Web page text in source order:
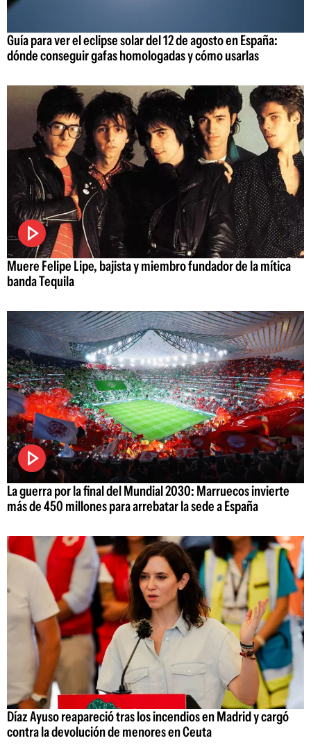
Guía para ver el eclipse solar del 12 de agosto en España:
dónde conseguir gafas homologadas y cómo usarlas
Muere Felipe Lipe, bajista y miembro fundador de la mítica
banda Tequila
La guerra por la final del Mundial 2030: Marruecos invierte
más de 450 millones para arrebatar la sede a España
Díaz Ayuso reapareció tras los incendios en Madrid y cargó
contra la devolución de menores en Ceuta